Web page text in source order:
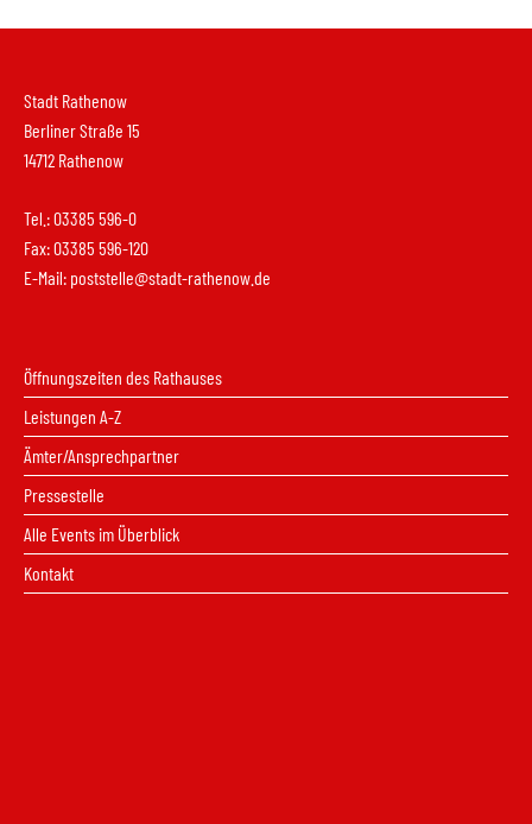
Stadt Rathenow
Berliner Straße 15
14712 Rathenow
Tel.: 03385 596-0
Fax: 03385 596-120
E-Mail: poststelle@stadt-rathenow.de
Öffnungszeiten des Rathauses
Leistungen A-Z
Ämter/Ansprechpartner
Pressestelle
Alle Events im Überblick
Kontakt